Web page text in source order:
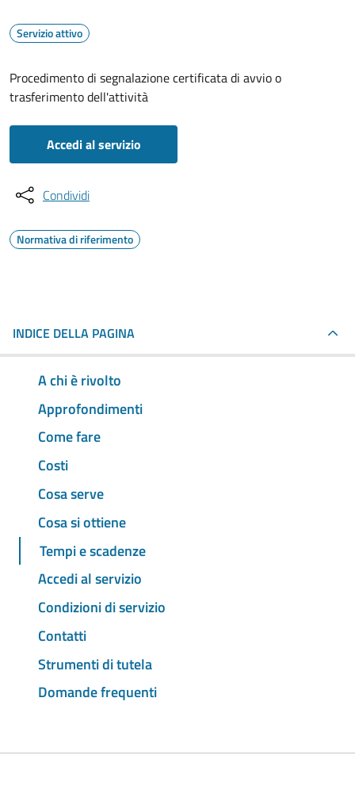
Servizio attivo
Procedimento di segnalazione certificata di avvio o
trasferimento dell'attività
Accedi al servizio
Condividi
Normativa di riferimento
INDICE DELLA PAGINA
A chi è rivolto
Approfondimenti
Come fare
Costi
Cosa serve
Cosa si ottiene
Tempi e scadenze
Accedi al servizio
Condizioni di servizio
Contatti
Strumenti di tutela
Domande frequenti